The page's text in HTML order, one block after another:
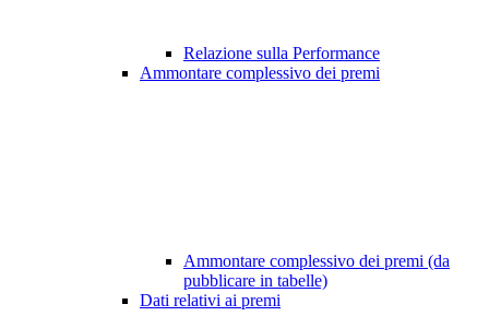
Relazione sulla Performance
Ammontare complessivo dei premi
Ammontare complessivo dei premi (da
pubblicare in tabelle)
Dati relativi ai premi